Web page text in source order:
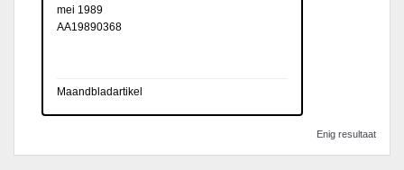
mei 1989
AA19890368
Maandbladartikel
Enig resultaat